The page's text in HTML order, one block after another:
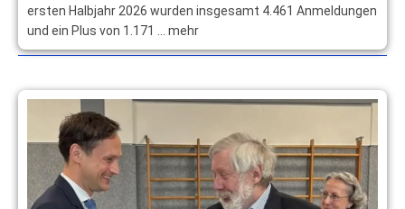
ersten Halbjahr 2026 wurden insgesamt 4.461 Anmeldungen
und ein Plus von 1.171 … mehr